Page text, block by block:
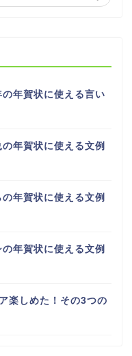
年賀状に使える言い
年賀状に使える文例
年賀状に使える文例
年賀状に使える文例
楽しめた！その3つの